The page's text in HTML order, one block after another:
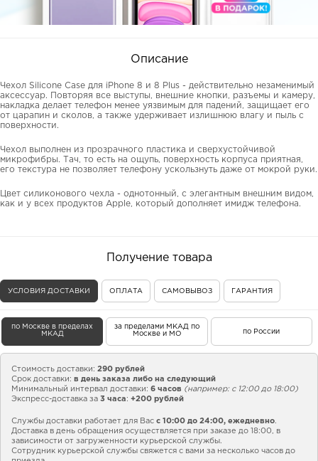
Описание
Чехол Silicone Case для iPhone 8 и 8 Plus - действительно незаменимый
аксессуар. Повторяя все выступы, внешние кнопки, разъемы и камеру,
накладка делает телефон менее уязвимым для падений, защищает его
от царапин и сколов, а также удерживает излишнюю влагу и пыль с
поверхности.
Чехол выполнен из прозрачного пластика и сверхустойчивой
микрофибры. Тач, то есть на ощупь, поверхность корпуса приятная,
его текстура не позволяет телефону ускользнуть даже от мокрой руки.
Цвет силиконового чехла - однотонный, с элегантным внешним видом,
как и у всех продуктов Apple, который дополняет имидж телефона.
Получение товара
УСЛОВИЯ ДОСТАВКИ ОПЛАТА САМОВЫВОЗ ГАРАНТИЯ
по Москве в пределах
МКАД
за пределами МКАД по
Москве и МО
по России
Стоимость доставки: 290 рублей
Срок доставки: в день заказа либо на следующий
Минимальный интервал доставки: 6 часов (например: с 12:00 до 18:00)
Экспресс-доставка за 3 часа : +200 рублей
Службы доставки работает для Вас с 10:00 до 24:00, ежедневно.
Доставка в день обращения осуществляется при заказе до 18:00, в
зависимости от загруженности курьерской службы.
Сотрудник курьерской службы свяжется с вами за несколько часов до